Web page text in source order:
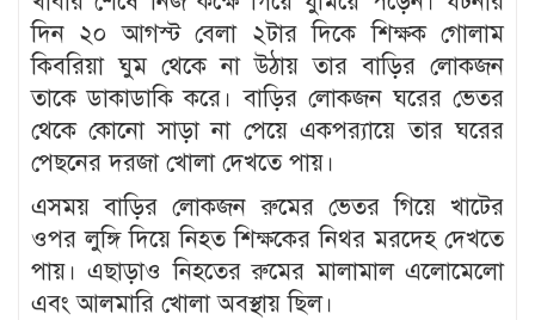
দিন ২০ আগস্ট বেলা ২টার দিকে শিক্ষক গোলাম
কিবরিয়া ঘুম থেকে না উঠায় তার বাড়ির লোকজন
তাকে ডাকাডাকি করে। বাড়ির লোকজন ঘরের ভেতর
থেকে কোনো সাড়া না পেয়ে একপর‍্যায়ে তার ঘরের
পেছনের দরজা খোলা দেখতে পায়।
এসময় বাড়ির লোকজন রুমের ভেতর গিয়ে খাটের
ওপর লুঙ্গি দিয়ে নিহত শিক্ষকের নিথর মরদেহ দেখতে
পায়। এছাড়াও নিহতের রুমের মালামাল এলোমেলো
এবং আলমারি খোলা অবস্থায় ছিল।